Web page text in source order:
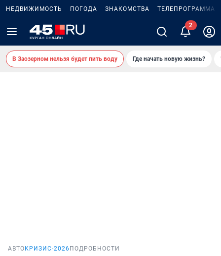
НЕДВИЖИМОСТЬ ПОГОДА ЗНАКОМСТВА ТЕЛЕПРОГРАММА
В Заозерном нельзя будет пить воду Где начать новую жизнь?
АВТО КРИЗИС-2026 ПОДРОБНОСТИ